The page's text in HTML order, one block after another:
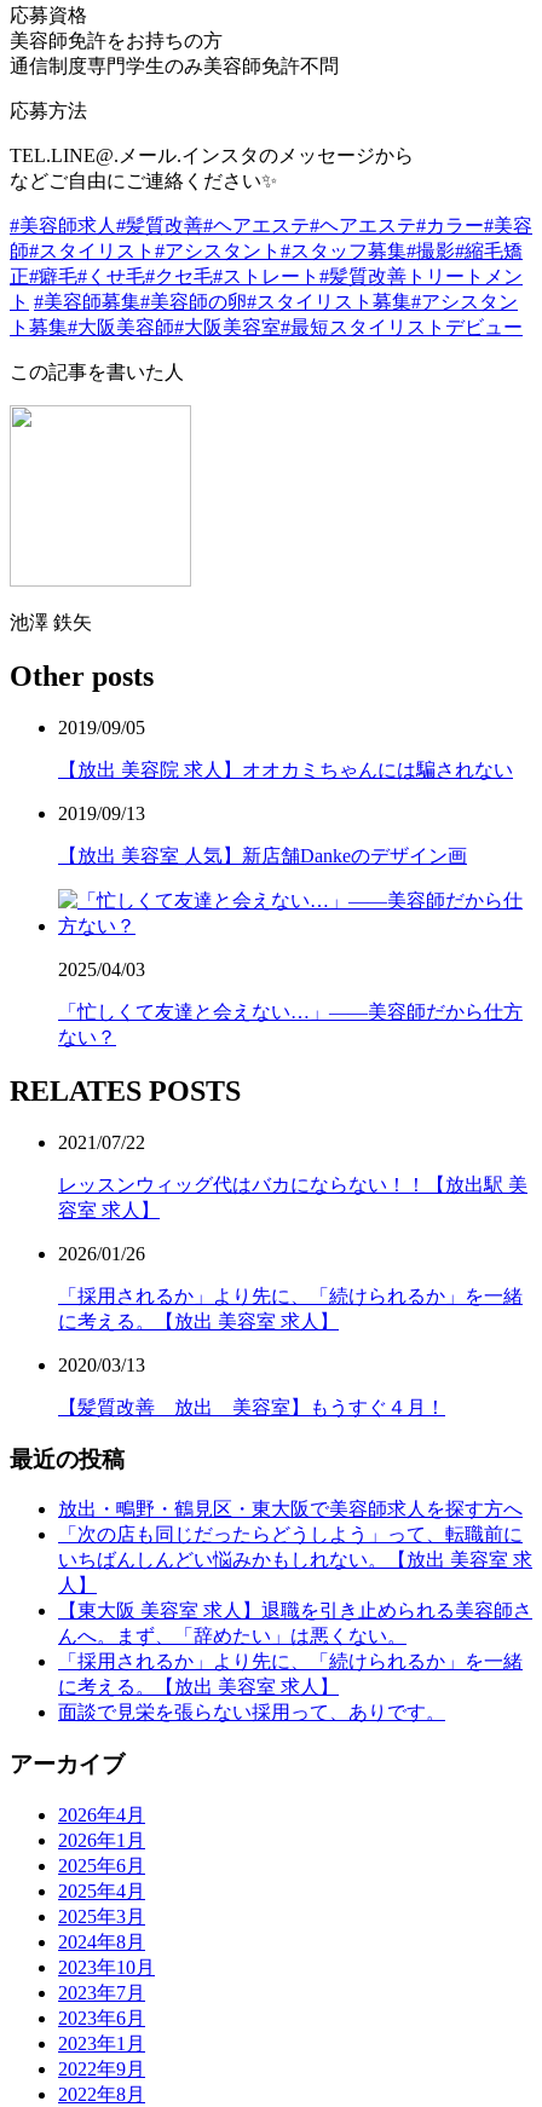
応募資格
美容師免許をお持ちの方
通信制度専門学生のみ美容師免許不問
応募方法
TEL.LINE@.メール.インスタのメッセージから
などご自由にご連絡ください✨
#美容師求人#髪質改善#ヘアエステ#ヘアエステ#カラー#美容
師#スタイリスト #アシスタント #スタッフ募集#撮影#縮毛矯
正#癖毛#くせ毛#クセ毛#ストレート #髪質改善トリートメン
ト #美容師募集#美容師の卵#スタイリスト募集#アシスタン
ト募集#大阪美容師#大阪美容室#最短スタイリストデビュー
この記事を書いた人
池澤 鉄矢
Other posts
2019/09/05
【放出 美容院 求人】オオカミちゃんには騙されない
2019/09/13
【放出 美容室 人気】新店舗Dankeのデザイン画
2025/04/03
「忙しくて友達と会えない…」——美容師だから仕方
ない？
RELATES POSTS
2021/07/22
レッスンウィッグ代はバカにならない！！【放出駅 美
容室 求人】
2026/01/26
「採用されるか」より先に、「続けられるか」を一緒
に考える。【放出 美容室 求人】
2020/03/13
【髪質改善 放出 美容室】もうすぐ４月！
最近の投稿
放出・鴫野・鶴見区・東大阪で美容師求人を探す方へ
「次の店も同じだったらどうしよう」って、転職前に
いちばんしんどい悩みかもしれない。【放出 美容室 求
人】
【東大阪 美容室 求人】退職を引き止められる美容師さ
んへ。まず、「辞めたい」は悪くない。
「採用されるか」より先に、「続けられるか」を一緒
に考える。【放出 美容室 求人】
面談で見栄を張らない採用って、ありです。
アーカイブ
2026年4月
2026年1月
2025年6月
2025年4月
2025年3月
2024年8月
2023年10月
2023年7月
2023年6月
2023年1月
2022年9月
2022年8月